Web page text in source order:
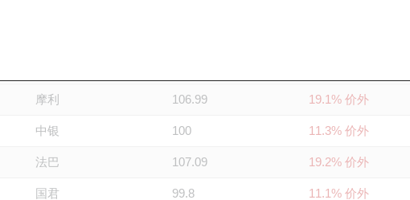
摩利 106.99 19.1% 价外
中银 100 11.3% 价外
法巴 107.09 19.2% 价外
国君 99.8 11.1% 价外